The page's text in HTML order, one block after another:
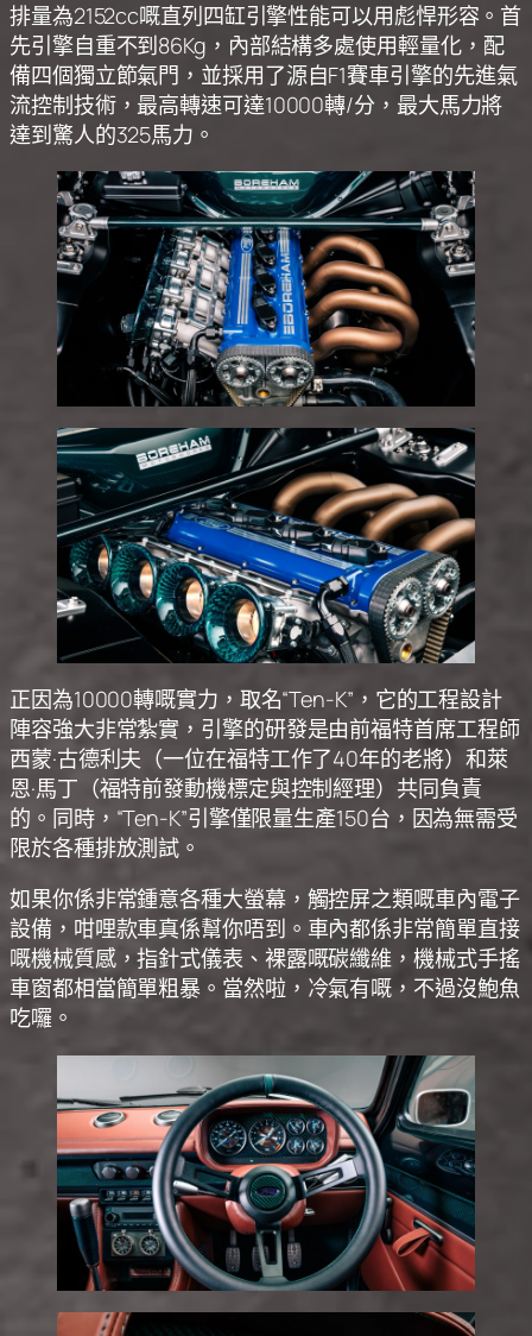
排量為2152cc嘅直列四缸引擎性能可以用彪悍形容。首
先引擎自重不到86Kg，內部結構多處使用輕量化，配
備四個獨立節氣門，並採用了源自F1賽車引擎的先進氣
流控制技術，最高轉速可達10000轉/分，最大馬力將
達到驚人的325馬力。
正因為10000轉嘅實力，取名“Ten-K”，它的工程設計
陣容強大非常紮實，引擎的研發是由前福特首席工程師
西蒙·古德利夫（一位在福特工作了40年的老將）和萊
恩·馬丁（福特前發動機標定與控制經理）共同負責
的。同時，“Ten-K”引擎僅限量生產150台，因為無需受
限於各種排放測試。
如果你係非常鍾意各種大螢幕，觸控屏之類嘅車內電子
設備，咁哩款車真係幫你唔到。車內都係非常簡單直接
嘅機械質感，指針式儀表、裸露嘅碳纖維，機械式手搖
車窗都相當簡單粗暴。當然啦，冷氣有嘅，不過沒鮑魚
吃囉。